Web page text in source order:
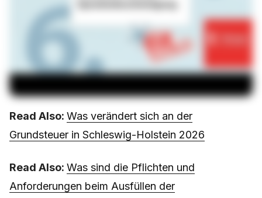
Read Also: Was verändert sich an der
Grundsteuer in Schleswig-Holstein 2026
Read Also: Was sind die Pflichten und
Anforderungen beim Ausfüllen der